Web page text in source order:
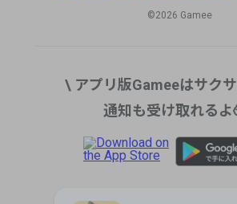
©︎2026 Gamee
\ アプリ版Gameeはサク
通知も受け取れるよ